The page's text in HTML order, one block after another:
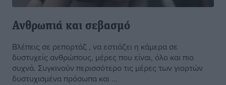
Ανθρωπιά και σεβασμό
Βλέπεις σε ρεπορτάζ , να εστιάζει η κάμερα σε
δυστυχείς ανθρώπους, μέρες που είναι, όλο και πιο
συχνά. Συγκινούν περισσότερο τις μέρες των γιορτών
δυστυχισμένα πρόσωπα και ...